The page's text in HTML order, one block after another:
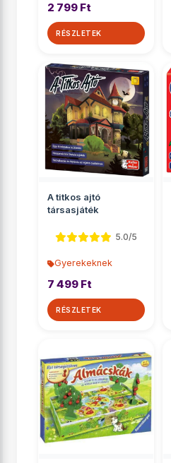
2 799 Ft
RÉSZLETEK
A titkos ajtó
társasjáték
5.0/5
Gyerekeknek
7 499 Ft
RÉSZLETEK